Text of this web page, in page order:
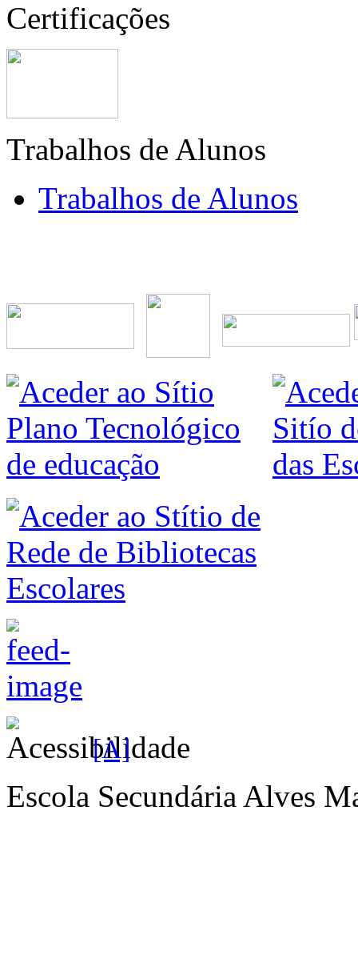
Certificações
Trabalhos de Alunos
Trabalhos de Alunos
[A]
Escola Secundária Alves